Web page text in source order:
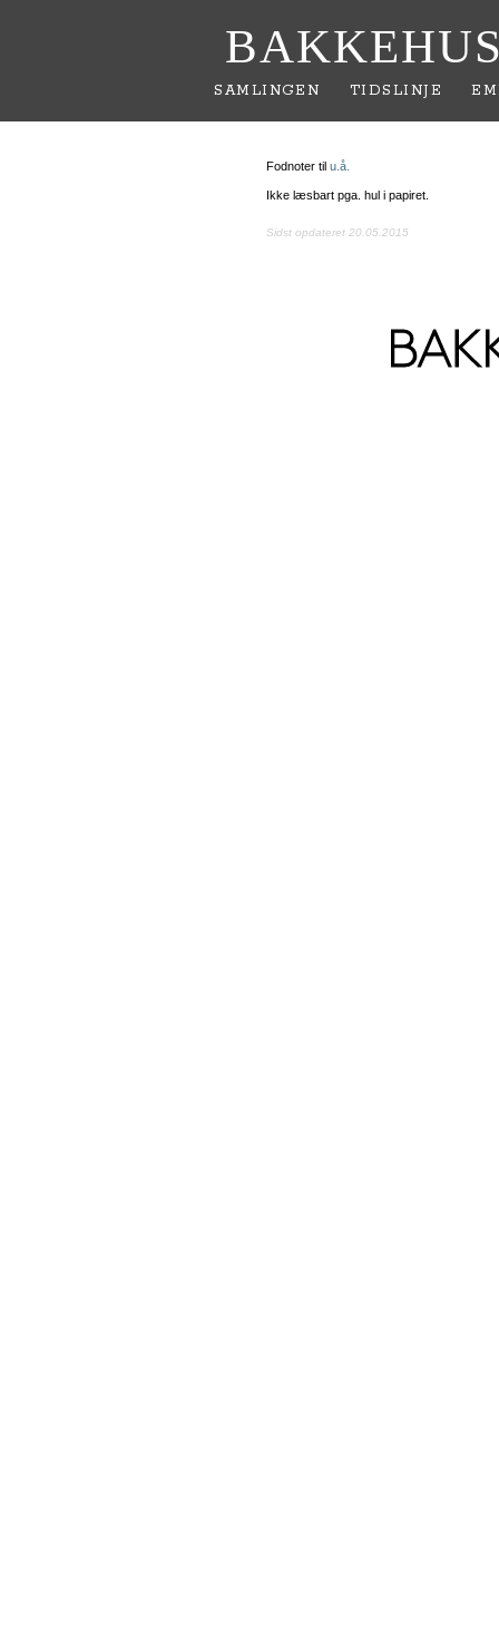
SAMLINGEN TIDSLINJE
Fodnoter til u.å.
Ikke læsbart pga. hul i papiret.
Sidst opdateret 20.05.2015